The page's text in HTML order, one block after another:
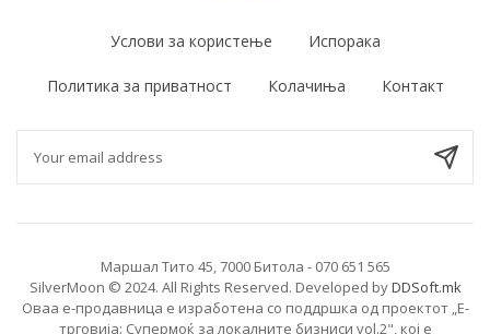
Услови за користење Испорака
Политика за приватност Колачиња Контакт
Маршал Тито 45, 7000 Битола - 070 651 565
SilverMoon © 2024. All Rights Reserved. Developed byDDSoft.mk
Оваа е-продавница е изработена со поддршка од проектот „Е-
трговија: Супермоќ за локалните бизниси vol.2", кој е